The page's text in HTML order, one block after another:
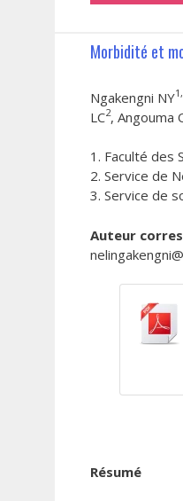
Morbidité et
Ngakengni NY
LC2, Angouma
1. Faculté des
2. Service de
3. Service de
Auteur
Résumé